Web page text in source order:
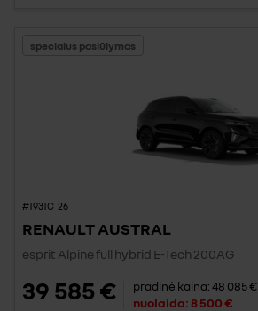
specialus pasiūlymas
#1931C_26
RENAULT AUSTRAL
esprit Alpine full hybrid E-Tech 200AG
39 585 € pradinė kaina:48 085 €
nuolaida:8 500 €